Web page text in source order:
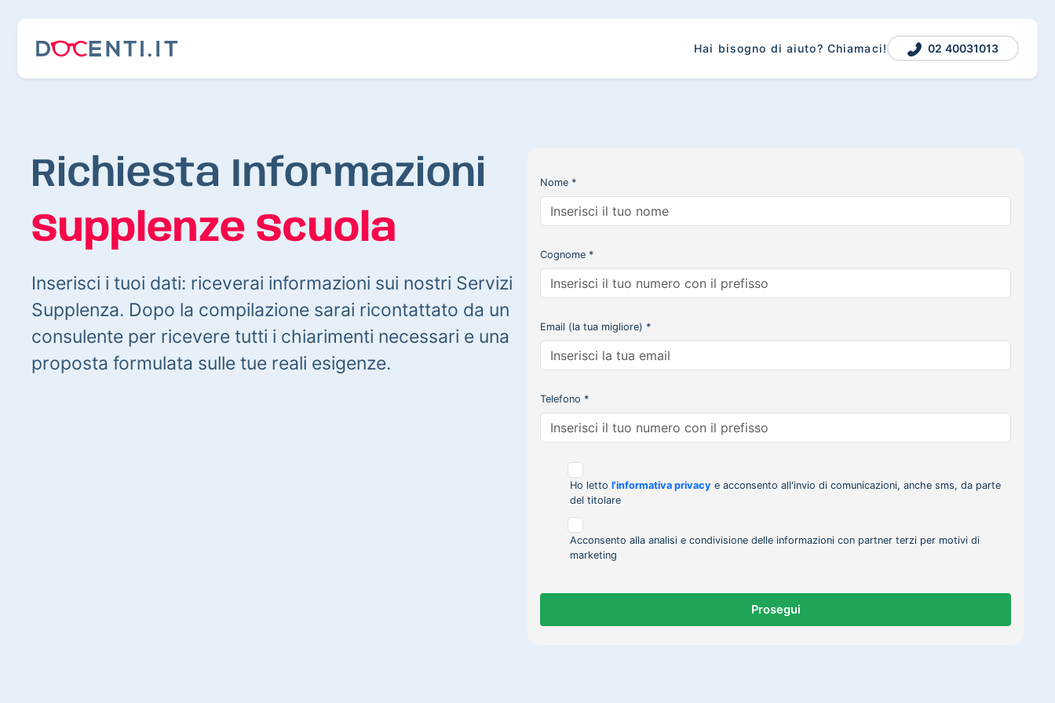
Hai bisogno di aiuto? Chiamaci! 02 40031013
Richiesta Informazioni
Supplenze Scuola
Inserisci i tuoi dati: riceverai informazioni sui nostri Servizi
Supplenza. Dopo la compilazione sarai ricontattato da un
consulente per ricevere tutti i chiarimenti necessari e una
proposta formulata sulle tue reali esigenze.
Nome *
Cognome *
Email (la tua migliore) *
Telefono *
Ho letto l'informativa privacy e acconsento all'invio di comunicazioni, anche sms, da parte
del titolare
Acconsento alla analisi e condivisione delle informazioni con partner terzi per motivi di
marketing